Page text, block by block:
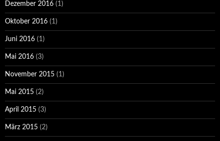
Dezember 2016 (1)
Oktober 2016 (1)
Juni 2016 (1)
Mai 2016 (3)
November 2015 (1)
Mai 2015 (2)
April 2015 (3)
März 2015 (2)